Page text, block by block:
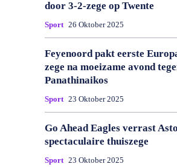
door 3-2-zege op Twente
Sport 26 Oktober 2025
Feyenoord pakt eerste
zege na moeizame avond
Panathinaikos
Sport 23 Oktober 2025
Go Ahead Eagles verrast
spectaculaire thuiszege
Sport 23 Oktober 2025